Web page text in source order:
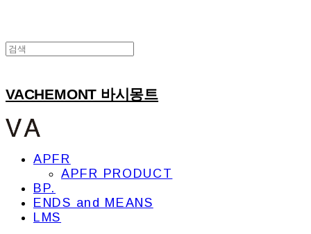
VACHEMONT 바시몽트
APFR
APFR PRODUCT
BP.
ENDS and MEANS
LMS